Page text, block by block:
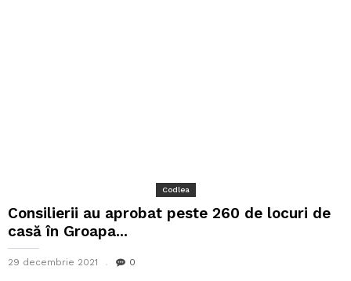
Codlea
Consilierii au aprobat peste 260 de locuri de
casă în Groapa...
29 decembrie 2021 0